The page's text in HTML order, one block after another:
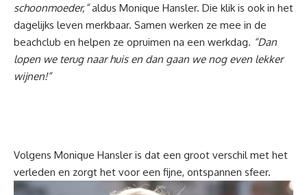
schoonmoeder,”aldus Monique Hansler. Die klik is ook in het
dagelijks leven merkbaar. Samen werken ze mee in de
beachclub en helpen ze opruimen na een werkdag. “Dan
lopen we terug naar huis en dan gaan we nog even lekker
wijnen!”
Volgens Monique Hansler is dat een groot verschil met het
verleden en zorgt het voor een fijne, ontspannen sfeer.